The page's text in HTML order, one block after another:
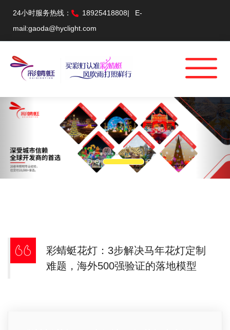
24小时服务热线： 18925418808|
E-
mail:gaoda@hyclight.com
...
Previous
彩蜻蜓花灯：3步解决马年花灯定制
难题，海外500强验证的落地模型